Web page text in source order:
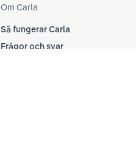
Om Carla
Så fungerar Carla
Frågor och svar